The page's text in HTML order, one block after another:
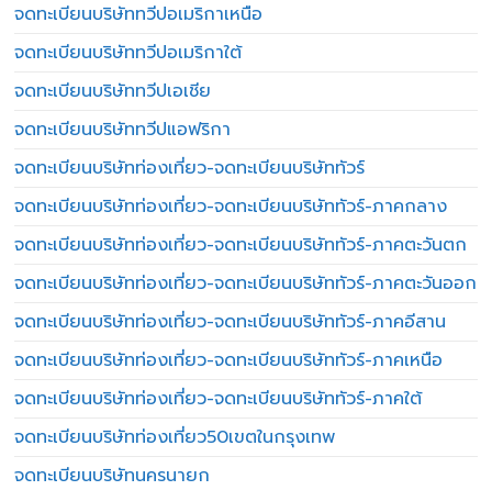
จดทะเบียนบริษัททวีปอเมริกาเหนือ
จดทะเบียนบริษัททวีปอเมริกาใต้
จดทะเบียนบริษัททวีปเอเชีย
จดทะเบียนบริษัททวีปแอฟริกา
จดทะเบียนบริษัทท่องเที่ยว-จดทะเบียนบริษัททัวร์
จดทะเบียนบริษัทท่องเที่ยว-จดทะเบียนบริษัททัวร์-ภาคกลาง
จดทะเบียนบริษัทท่องเที่ยว-จดทะเบียนบริษัททัวร์-ภาคตะวันตก
จดทะเบียนบริษัทท่องเที่ยว-จดทะเบียนบริษัททัวร์-ภาคตะวันออก
จดทะเบียนบริษัทท่องเที่ยว-จดทะเบียนบริษัททัวร์-ภาคอีสาน
จดทะเบียนบริษัทท่องเที่ยว-จดทะเบียนบริษัททัวร์-ภาคเหนือ
จดทะเบียนบริษัทท่องเที่ยว-จดทะเบียนบริษัททัวร์-ภาคใต้
จดทะเบียนบริษัทท่องเที่ยว50เขตในกรุงเทพ
จดทะเบียนบริษัทนครนายก